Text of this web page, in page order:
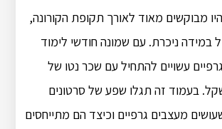
מבוקשים מאוד לאורך תקופת הקורונה,
במידה ניכרת. עם שמונה חודשי לימוד
עשויים להתחיל עם שכר נטו של
בעמוד זה תגלו שפע של סרטונים
מעצבים גרפיים וכיצד הם מתייחסים